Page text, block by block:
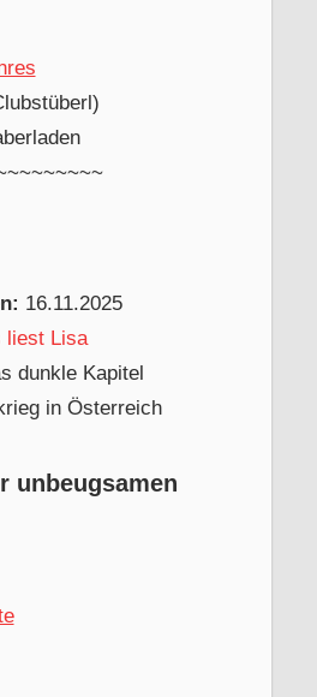
16.11.2025
liest Lisa
dunkle Kapitel
in Österreich
unbeugsamen